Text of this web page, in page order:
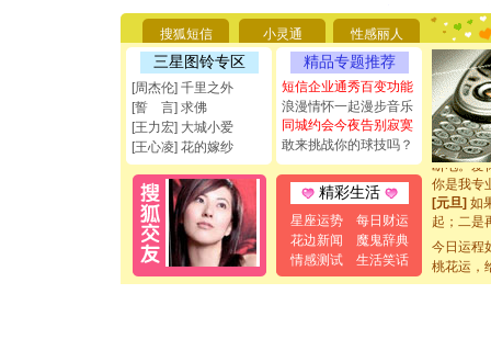
搜狐短信 小灵通 性感丽人
三星图铃专区
[周杰伦] 千里之外
[誓 言] 求佛
[王力宏] 大城小爱
[王心凌] 花的嫁纱
精品专题推荐
短信企业通秀百变功能
浪漫情怀一起漫步音乐
同城约会今夜告别寂寞
敢来挑战你的球技吗？
精彩生活
星座运势
每日财运
花边新闻
魔鬼辞典
情感测试
生活笑话
要平安！
[圣诞节]
能正大光
都要快乐
[圣诞节]
如意,快
[元旦]看
断电。爱
你是我专
[元旦]如
起；二是
离。水晶
[元旦]当
泣，这痛
卖了。水
今日运程
桃花运，